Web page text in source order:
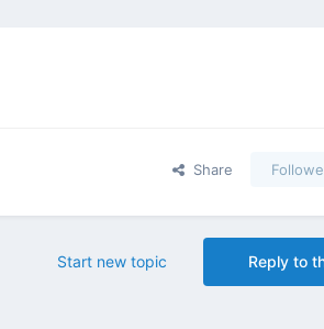
Share
Reply to
Start new topic